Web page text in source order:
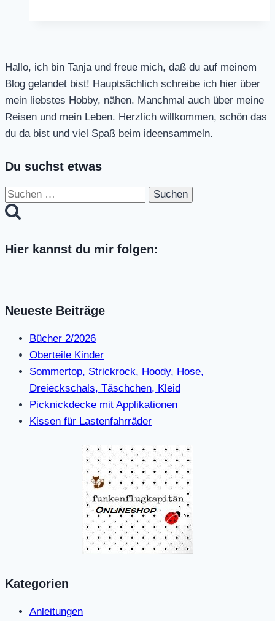
Hallo, ich bin Tanja und freue mich, daß du auf meinem
Blog gelandet bist! Hauptsächlich schreibe ich hier über
mein liebstes Hobby, nähen. Manchmal auch über meine
Reisen und mein Leben. Herzlich willkommen, schön das
du da bist und viel Spaß beim ideensammeln.
Du suchst etwas
Suchen
nach:
Hier kannst du mir folgen:
Neueste Beiträge
Bücher 2/2026
Oberteile Kinder
Sommertop, Strickrock, Hoody, Hose,
Dreieckschals, Täschchen, Kleid
Picknickdecke mit Applikationen
Kissen für Lastenfahrräder
Kategorien
Anleitungen